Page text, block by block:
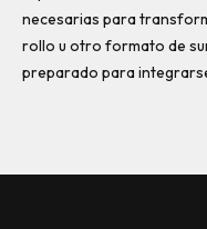
necesarias para
rollo u otro formato de
preparado para